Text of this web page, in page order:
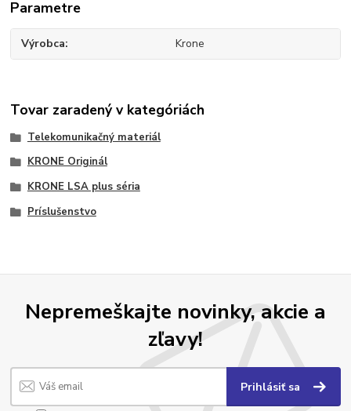
Parametre
Výrobca Krone
Tovar zaradený v kategóriách
Telekomunikačný materiál
KRONE Originál
KRONE LSA plus séria
Príslušenstvo
Nepremeškajte novinky, akcie a
zľavy!
Prihlásiť sa